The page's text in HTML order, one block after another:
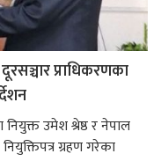
प्राधिकरणका
उमेश श्रेष्ठ र नेपाल
ग्रहण गरेका